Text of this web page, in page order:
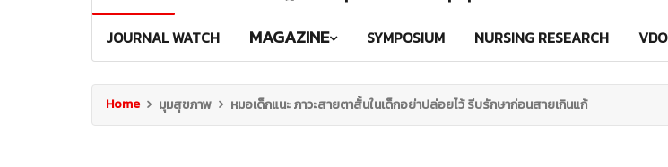
JOURNAL WATCH MAGAZINE SYMPOSIUM NURSING RESEARCH VDO
Home มุมสุขภาพ หมอเด็กแนะ ภาวะสายตาสั้นในเด็กอย่าปล่อยไว้ รีบรักษาก่อนสายเกินแก้